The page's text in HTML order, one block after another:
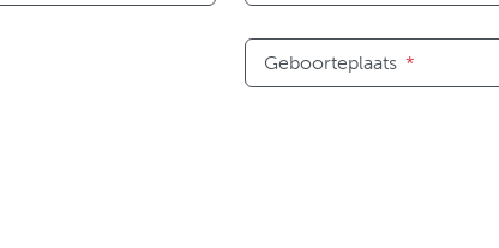
Geboorteplaats *